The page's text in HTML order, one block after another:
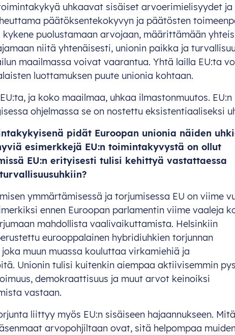
uhkaavat sisäiset arvoerimielisyydet ja
päätöksentekokyvyn ja päätösten
kykene puolustamaan arvojaan, määrittämään
niitä yhtenäisesti, unionin paikka ja
maailmassa voivat vaarantua. Yhtä lailla EU:ta
luottamuksen puute unionia kohtaan.
ja koko maailmaa, uhkaa ilmastonmuutos. EU:n
ohjelmassa se on nostettu eksistentiaaliseksi
pidät Euroopan unionia näiden
esimerkkejä EU:n toimintakyvystä on ollut
EU:n erityisesti tulisi kehittyä vastattaessa
ymmärtämisessä ja torjumisessa EU on viime
ennen Euroopan parlamentin viime vaaleja
mahdollista vaalivaikuttamista. Helsinkiin
eurooppalainen hybridiuhkien torjunnan
muun muassa kouluttaa virkamiehiä ja
Unionin tulisi kuitenkin aiempaa aktiivisemmin
demokraattisuus ja muut arvot keinoiksi
vastaan.
liittyy myös EU:n sisäiseen hajaannukseen. Mitä
arvopohjiltaan ovat, sitä helpompaa